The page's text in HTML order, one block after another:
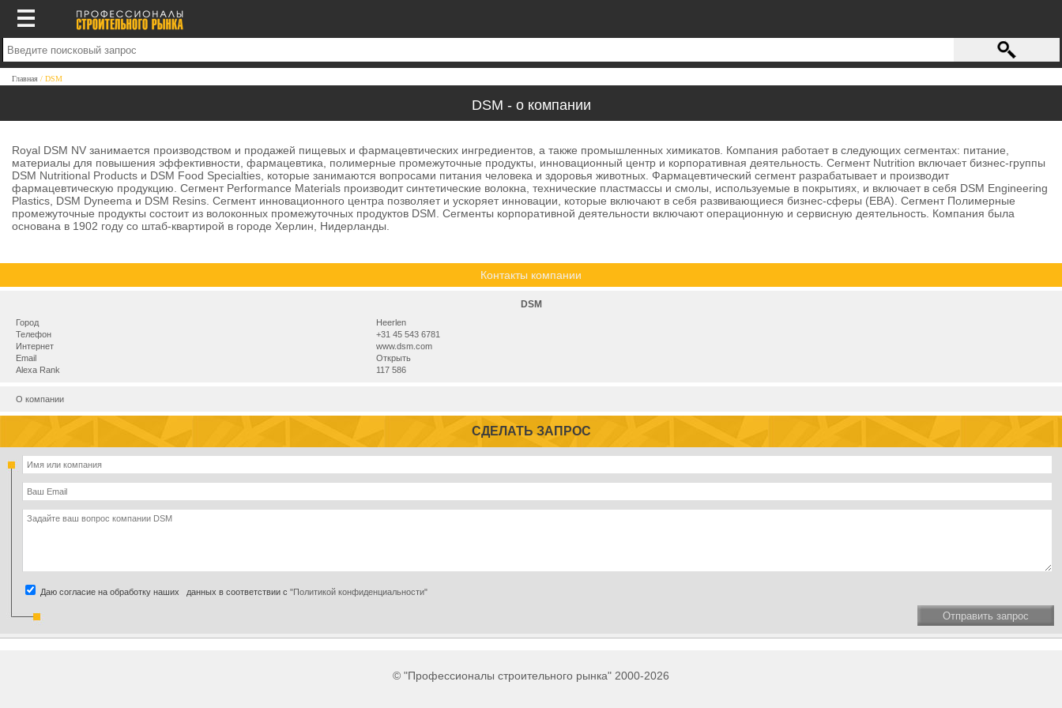
Главная DSM
DSM - о компании
Royal DSM NV занимается производством и продажей пищевых и фармацевтических ингредиентов, а также промышленных химикатов. Компания работает в следующих сегментах: питание,
материалы для повышения эффективности, фармацевтика, полимерные промежуточные продукты, инновационный центр и корпоративная деятельность. Сегмент Nutrition включает бизнес-группы
DSM Nutritional Products и DSM Food Specialties, которые занимаются вопросами питания человека и здоровья животных. Фармацевтический сегмент разрабатывает и производит
фармацевтическую продукцию. Сегмент Performance Materials производит синтетические волокна, технические пластмассы и смолы, используемые в покрытиях, и включает в себя DSM Engineering
Plastics, DSM Dyneema и DSM Resins. Сегмент инновационного центра позволяет и ускоряет инновации, которые включают в себя развивающиеся бизнес-сферы (EBA). Сегмент Полимерные
промежуточные продукты состоит из волоконных промежуточных продуктов DSM. Сегменты корпоративной деятельности включают операционную и сервисную деятельность. Компания была
основана в 1902 году со штаб-квартирой в городе Херлин, Нидерланды.
Контакты компании
DSM
Город
Heerlen
Телефон
+31 45 543 6781
Интернет
www.dsm.com
Email
Открыть
Alexa Rank
117 586
О компании
СДЕЛАТЬ ЗАПРОС
Даю согласие на обработку наших данных в соответствии с "Политикой конфиденциальности"
Отправить запрос
© "Профессионалы строительного рынка" 2000-2026